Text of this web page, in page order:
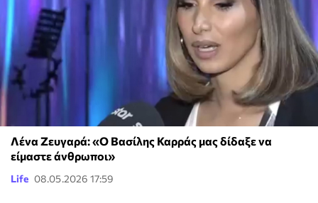
Λένα Ζευγαρά: «Ο Βασίλης Καρράς μας δίδαξε να
είμαστε άνθρωποι»
Life 08.05.2026 17:59